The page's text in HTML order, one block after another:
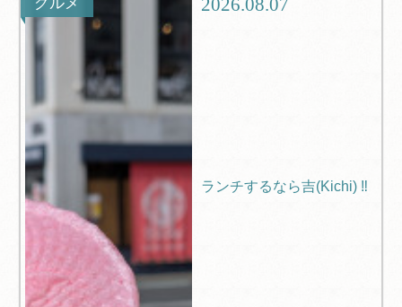
2026.08.07
ランチするなら吉(Kichi) ‼